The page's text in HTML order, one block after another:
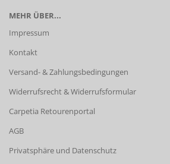
MEHR ÜBER...
Impressum
Kontakt
Versand- & Zahlungsbedingungen
Widerrufsrecht & Widerrufsformular
Carpetia Retourenportal
AGB
Privatsphäre und Datenschutz